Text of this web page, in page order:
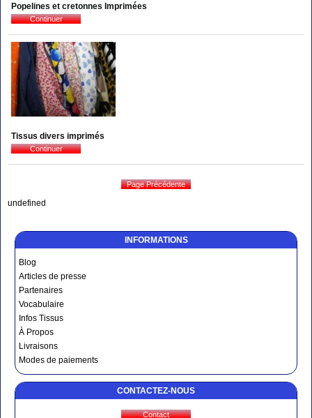
INFORMATIONS
Blog
Articles de presse
Partenaires
Vocabulaire
Infos Tissus
À Propos
Livraisons
Modes de paiements
CONTACTEZ-NOUS
Popelines et cretonnes Imprimées
Tissus divers imprimés
undefined